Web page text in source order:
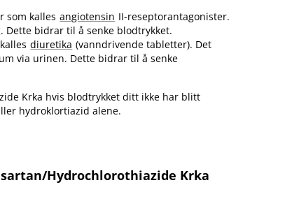
som kalles angiotensin II-reseptorantagonister.
Dette bidrar til å senke blodtrykket.
diuretika (vanndrivende tabletter). Det
via urinen. Dette bidrar til å senke
Krka hvis blodtrykket ditt ikke har blitt
hydroklortiazid alene.
​Hydrochlorothiazide Krka